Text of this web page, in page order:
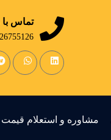
تماس با
- 09123041272
مشاوره و استعلام قیمت